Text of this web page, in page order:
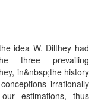
idea W. Dilthey had
three prevailing
in&nbsp;the history
irrationally
estimations, thus